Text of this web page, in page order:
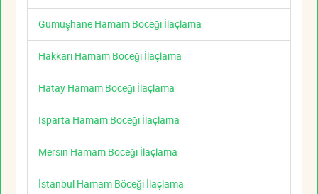
Gümüşhane Hamam Böceği İlaçlama
Hakkari Hamam Böceği İlaçlama
Hatay Hamam Böceği İlaçlama
Isparta Hamam Böceği İlaçlama
Mersin Hamam Böceği İlaçlama
İstanbul Hamam Böceği İlaçlama